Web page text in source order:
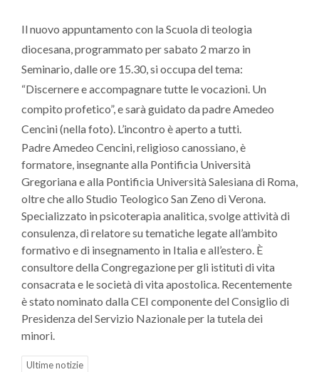
Il nuovo appuntamento con la Scuola di teologia
diocesana, programmato per sabato 2 marzo in
Seminario, dalle ore 15.30, si occupa del tema:
“Discernere e accompagnare tutte le vocazioni. Un
compito profetico”, e sarà guidato da padre Amedeo
Cencini (nella foto). L’incontro è aperto a tutti.
Padre Amedeo Cencini, religioso canossiano, è
formatore, insegnante alla Pontificia Università
Gregoriana e alla Pontificia Università Salesiana di Roma,
oltre che allo Studio Teologico San Zeno di Verona.
Specializzato in psicoterapia analitica, svolge attività di
consulenza, di relatore su tematiche legate all’ambito
formativo e di insegnamento in Italia e all’estero. È
consultore della Congregazione per gli istituti di vita
consacrata e le società di vita apostolica. Recentemente
è stato nominato dalla CEI componente del Consiglio di
Presidenza del Servizio Nazionale per la tutela dei
minori.
Ultime notizie